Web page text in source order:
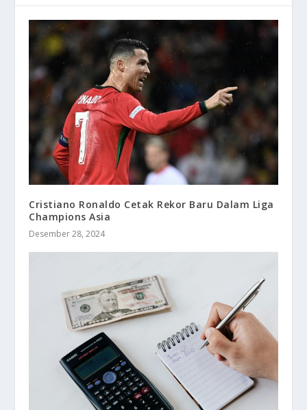
Cristiano Ronaldo Cetak Rekor Baru Dalam Liga
Champions Asia
Desember 28, 2024